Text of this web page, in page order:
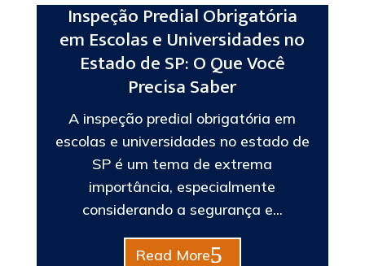
Inspeção Predial Obrigatória
em Escolas e Universidades no
Estado de SP: O Que Você
Precisa Saber
A inspeção predial obrigatória em
escolas e universidades no estado de
SP é um tema de extrema
importância, especialmente
considerando a segurança e...
Read More